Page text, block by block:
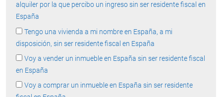
alquiler por la que percibo un ingreso sin ser residente fiscal en
España
Tengo una vivienda a mi nombre en España, a mi
disposición, sin ser residente fiscal en España
Voy a vender un inmueble en España sin ser residente fiscal
en España
Voy a comprar un inmueble en España sin ser residente